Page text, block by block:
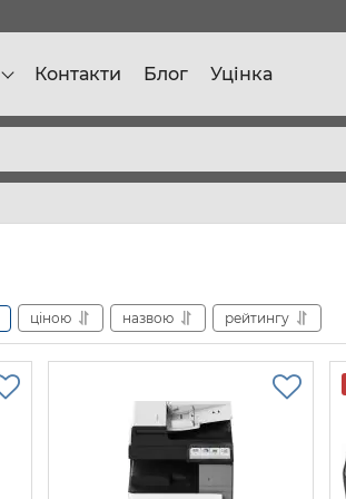
Контакти Блог Уцінка
ціною назвою рейтингу